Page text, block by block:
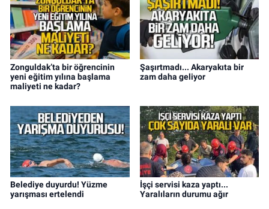
Zonguldak’ta bir öğrencinin
yeni eğitim yılına başlama
maliyeti ne kadar?
Şaşırtmadı... Akaryakıta bir
zam daha geliyor
Belediye duyurdu! Yüzme
yarışması ertelendi
İşçi servisi kaza yaptı...
Yaralıların durumu ağır